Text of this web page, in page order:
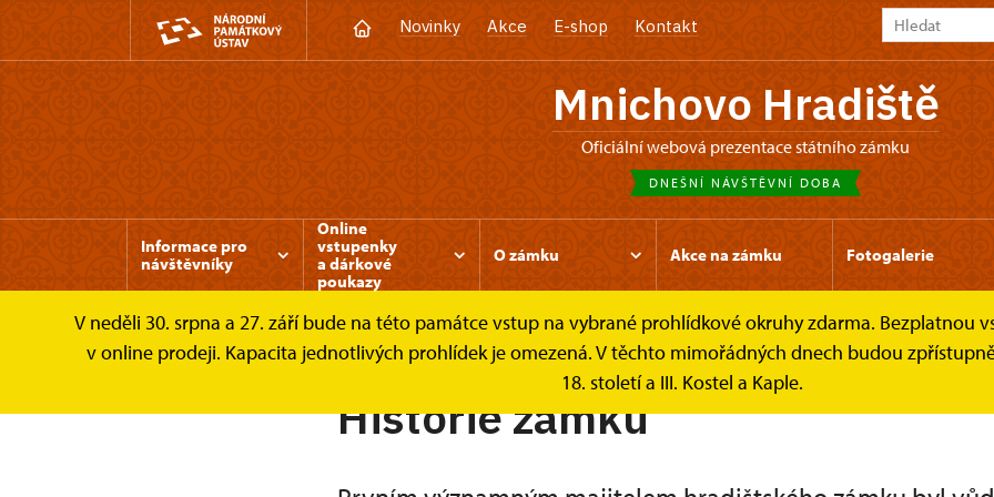
Novinky Akce E-shop Kontakt
Mnichovo Hradiště
oficiální webová prezentace státního zámku
DNEŠNÍ NÁVŠTĚVNÍ DOBA
Informace pro
návštěvníky
Online
vstupenky
a dárkové
poukazy
O zámku Akce na zámku Fotogalerie
V neděli 30. srpna a 27. září bude na této památce vstup na vybrané prohlídkové okruhy zdarma. Bezplatnou
v online prodeji. Kapacita jednotlivých prohlídek je omezená. V těchto mimořádných dnech budou
18. století a III. Kostel a Kaple.
Mnichovo Hradiště O zámku Historie
Historie zámku